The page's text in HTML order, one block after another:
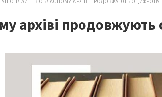
ОНЛАЙН: В ОБЛАСНОМУ АРХІВІ ПРОДОВЖУЮТЬ
архіві